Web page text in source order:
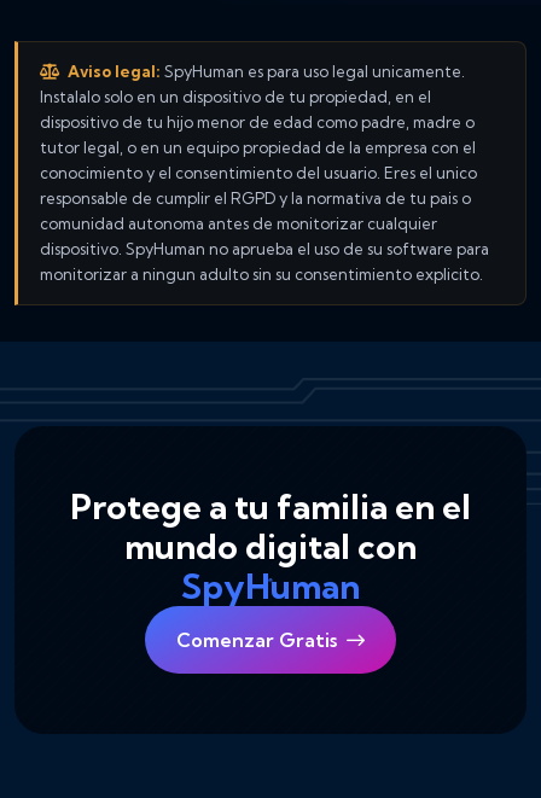
Aviso legal: SpyHuman es para uso legal unicamente.
Instalalo solo en un dispositivo de tu propiedad, en el
dispositivo de tu hijo menor de edad como padre, madre o
tutor legal, o en un equipo propiedad de la empresa con el
conocimiento y el consentimiento del usuario. Eres el unico
responsable de cumplir el RGPD y la normativa de tu pais o
comunidad autonoma antes de monitorizar cualquier
dispositivo. SpyHuman no aprueba el uso de su software para
monitorizar a ningun adulto sin su consentimiento explicito.
Protege a tu familia en el
mundo digital con
SpyHuman
Comenzar Gratis